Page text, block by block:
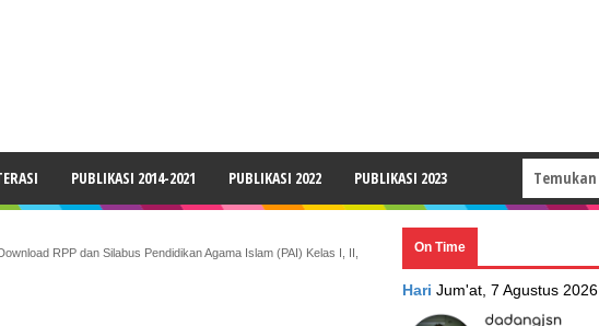
PUBLIKASI 2014-2021 PUBLIKASI 2022 PUBLIKASI 2023
RPP dan Silabus Pendidikan Agama Islam (PAI) Kelas I, II,
On Time
Hari Jum'at, 7 Agustus 2026